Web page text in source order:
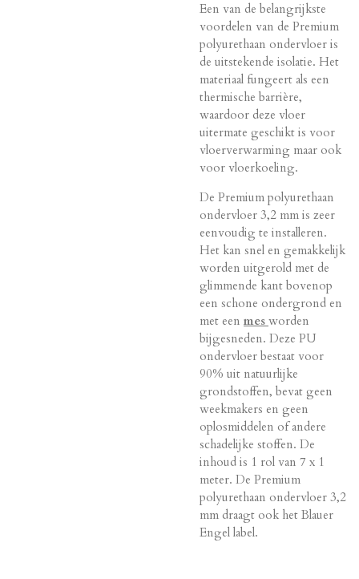
Een van de belangrijkste
voordelen van de Premium
polyurethaan ondervloer is
de uitstekende isolatie. Het
materiaal fungeert als een
thermische barrière,
waardoor deze vloer
uitermate geschikt is voor
vloerverwarming maar ook
voor vloerkoeling.
De Premium polyurethaan
ondervloer 3,2 mm is zeer
eenvoudig te installeren.
Het kan snel en gemakkelijk
worden uitgerold met de
glimmende kant bovenop
een schone ondergrond en
met een mes worden
bijgesneden. Deze PU
ondervloer bestaat voor
90% uit natuurlijke
grondstoffen, bevat geen
weekmakers en geen
oplosmiddelen of andere
schadelijke stoffen. De
inhoud is 1 rol van 7 x 1
meter. De Premium
polyurethaan ondervloer 3,2
mm draagt ook het Blauer
Engel label.